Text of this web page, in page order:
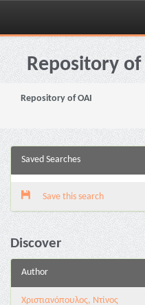
Skip
navigationRepository
Repository of OAI
Saved Searches
Save this search
Discover
Author
Χριστιανόπουλος, Ντίνος